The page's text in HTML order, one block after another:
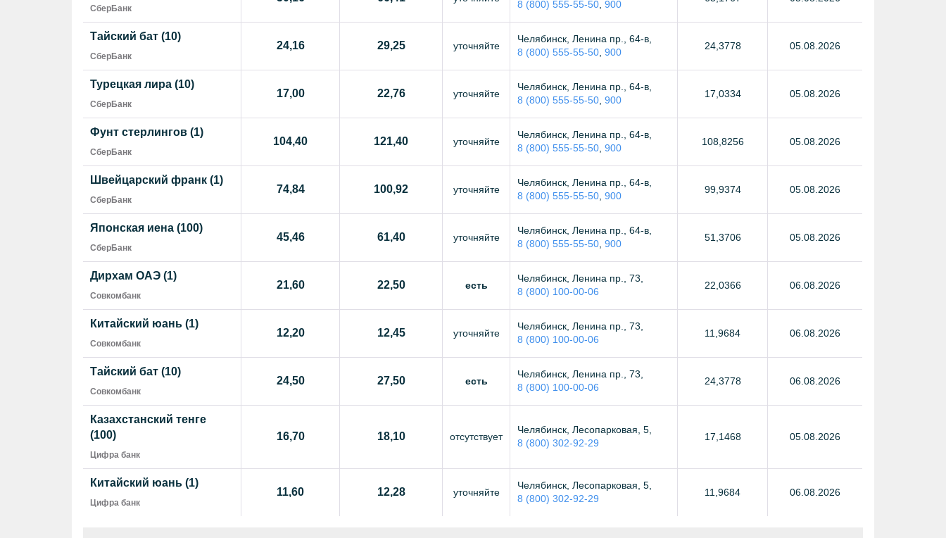
СберБанк
8 (800) 555-55-50, 900
Тайский бат (10)
СберБанк
24,16 29,25 уточняйте
Челябинск, Ленина пр., 64-в,
8 (800) 555-55-50, 900
24,3778 05.08.2026
Турецкая лира (10)
СберБанк
17,00 22,76 уточняйте
Челябинск, Ленина пр., 64-в,
8 (800) 555-55-50, 900
17,0334 05.08.2026
Фунт стерлингов (1)
СберБанк
104,40 121,40 уточняйте
Челябинск, Ленина пр., 64-в,
8 (800) 555-55-50, 900
108,8256 05.08.2026
Швейцарский франк (1)
СберБанк
74,84 100,92 уточняйте
Челябинск, Ленина пр., 64-в,
8 (800) 555-55-50, 900
99,9374 05.08.2026
Японская иена (100)
СберБанк
45,46 61,40 уточняйте
Челябинск, Ленина пр., 64-в,
8 (800) 555-55-50, 900
51,3706 05.08.2026
Дирхам ОАЭ (1)
Совкомбанк
21,60 22,50 есть
Челябинск, Ленина пр., 73,
8 (800) 100-00-06
22,0366 06.08.2026
Китайский юань (1)
Совкомбанк
12,20 12,45 уточняйте
Челябинск, Ленина пр., 73,
8 (800) 100-00-06
11,9684 06.08.2026
Тайский бат (10)
Совкомбанк
24,50 27,50 есть
Челябинск, Ленина пр., 73,
8 (800) 100-00-06
24,3778 06.08.2026
Казахстанский тенге
(100)
Цифра банк
16,70 18,10 отсутствует
Челябинск, Лесопарковая, 5,
8 (800) 302-92-29
17,1468 05.08.2026
Китайский юань (1)
Цифра банк
11,60 12,28 уточняйте
Челябинск, Лесопарковая, 5,
8 (800) 302-92-29
11,9684 06.08.2026